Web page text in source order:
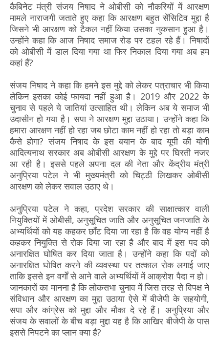
कैबिनेट मंत्री संजय निषाद ने ओबीसी को नौकरियों में आरक्षण
मामले नाराजगी जताते हुए कहा कि आरक्षण बहुत सेंसिटिव मुद्दा है
जिसने भी आरक्षण को टैकल नहीं किया उसका नुकसान हुआ है।
उन्होंने कहा कि आज निषाद समाज रोड पर टहल रहे हैं। निषादों
को ओबीसी में डाल दिया गया था फिर निकाल दिया गया अब हम
कहां हैं?
संजय निषाद ने कहा कि हमने इस मुद्दे को लेकर पत्राचार भी किया
लेकिन इसका कोई फायदा नहीं हुआ है। 2019 और 2022 के
चुनाव से पहले ये जातियां उत्साहित थी। लेकिन अब ये समाज भी
उदासीन हो गया है। सपा ने आरक्षण मुद्दा उठाया। उन्होंने कहा कि
हमारा आरक्षण नहीं हो रहा जब छोटा काम नहीं हो रहा तो बड़ा काम
कैसे होगा? संजय निषाद के इस बयान के बाद यूपी की योगी
आदित्यनाथ सरकार अब ओबीसी आरक्षण के मुद्दे पर घिरती नजर
आ रही है। इससे पहले अपना दल की नेता और केंद्रीय मंत्री
अनुप्रिया पटेल ने भी मुख्यमंत्री को चिट्ठी लिखकर ओबीसी
आरक्षण को लेकर सवाल उठाए थे।
अनुप्रिया पटेल ने कहा, प्रदेश सरकार की साक्षात्कार वाली
नियुक्तियों में ओबीसी, अनुसूचित जाति और अनुसूचित जनजाति के
अभ्यर्थियों को यह कहकर छाँट दिया जा रहा है कि वह योग्य नहीं है
कहकर नियुक्ति से रोक दिया जा रहा है और बाद में इस पद को
अनारक्षित घोषित कर दिया जाता है। उन्होंने कहा कि पदों को
अनारक्षित घोषित करने की व्यवस्था पर तत्काल रोक लगाई जाए
ताकि इससे इन वर्गों से आने वाले अभ्यर्थियों में आक्रोश पैदा न हो।
जानकारों का मानना है कि लोकसभा चुनाव में जिस तरह से विपक्ष ने
संविधान और आरक्षण का मुद्दा उठाया ऐसे में बीजेपी के सहयोगी,
सपा और कांग्रेस को मुद्दा और मौका दे रहे हैं। अनुप्रिया और
संजय के सवालों के बीच बड़ा मुद्दा यह है कि आखिर बीजेपी के पास
इससे निपटने का प्लान क्या है?